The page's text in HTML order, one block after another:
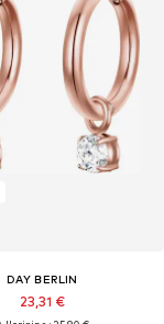
DAY BERLIN
23,31 €